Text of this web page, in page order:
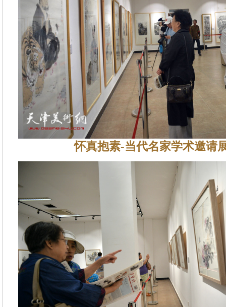
怀真抱素-当代名家学术邀请